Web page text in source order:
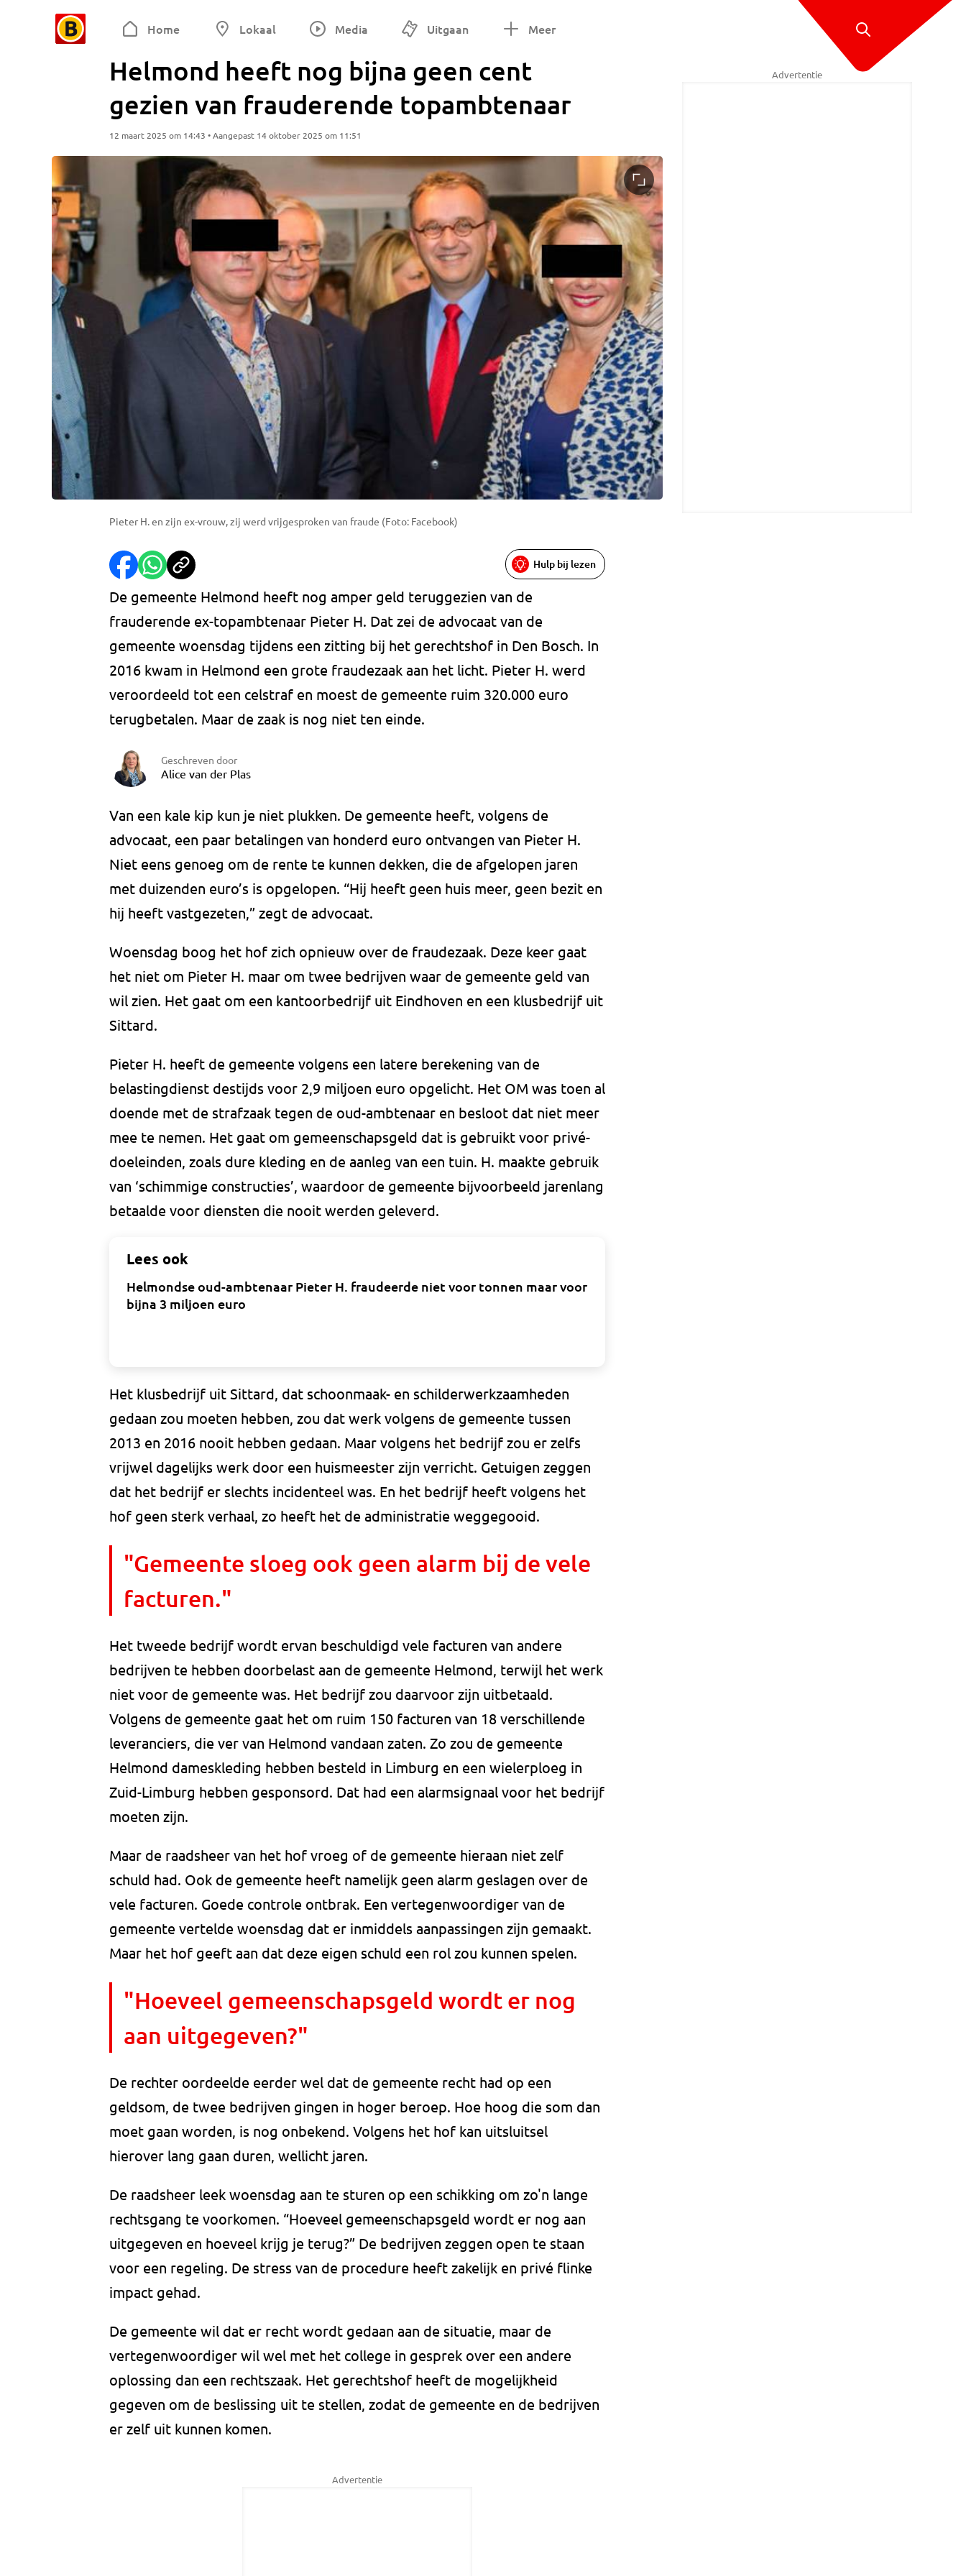
Home Lokaal Media Uitgaan Meer
Helmond heeft nog bijna geen cent
gezien van frauderende topambtenaar
12 maart 2025 om 14:43 • Aangepast 14 oktober 2025 om 11:51
Pieter H. en zijn ex-vrouw, zij werd vrijgesproken van fraude (Foto: Facebook)
Hulp bij lezen
De gemeente Helmond heeft nog amper geld teruggezien van de
frauderende ex-topambtenaar Pieter H. Dat zei de advocaat van de
gemeente woensdag tijdens een zitting bij het gerechtshof in Den Bosch. In
2016 kwam in Helmond een grote fraudezaak aan het licht. Pieter H. werd
veroordeeld tot een celstraf en moest de gemeente ruim 320.000 euro
terugbetalen. Maar de zaak is nog niet ten einde.
Geschreven door
Alice van der Plas
Van een kale kip kun je niet plukken. De gemeente heeft, volgens de
advocaat, een paar betalingen van honderd euro ontvangen van Pieter H.
Niet eens genoeg om de rente te kunnen dekken, die de afgelopen jaren
met duizenden euro’s is opgelopen. “Hij heeft geen huis meer, geen bezit en
hij heeft vastgezeten,” zegt de advocaat.
Woensdag boog het hof zich opnieuw over de fraudezaak. Deze keer gaat
het niet om Pieter H. maar om twee bedrijven waar de gemeente geld van
wil zien. Het gaat om een kantoorbedrijf uit Eindhoven en een klusbedrijf uit
Sittard.
Pieter H. heeft de gemeente volgens een latere berekening van de
belastingdienst destijds voor 2,9 miljoen euro opgelicht. Het OM was toen al
doende met de strafzaak tegen de oud-ambtenaar en besloot dat niet meer
mee te nemen. Het gaat om gemeenschapsgeld dat is gebruikt voor privé-
doeleinden, zoals dure kleding en de aanleg van een tuin. H. maakte gebruik
van ‘schimmige constructies’, waardoor de gemeente bijvoorbeeld jarenlang
betaalde voor diensten die nooit werden geleverd.
Lees ook
Helmondse oud-ambtenaar Pieter H. fraudeerde niet voor tonnen maar voor
bijna 3 miljoen euro
Het klusbedrijf uit Sittard, dat schoonmaak- en schilderwerkzaamheden
gedaan zou moeten hebben, zou dat werk volgens de gemeente tussen
2013 en 2016 nooit hebben gedaan. Maar volgens het bedrijf zou er zelfs
vrijwel dagelijks werk door een huismeester zijn verricht. Getuigen zeggen
dat het bedrijf er slechts incidenteel was. En het bedrijf heeft volgens het
hof geen sterk verhaal, zo heeft het de administratie weggegooid.
"Gemeente sloeg ook geen alarm bij de vele
facturen."
Het tweede bedrijf wordt ervan beschuldigd vele facturen van andere
bedrijven te hebben doorbelast aan de gemeente Helmond, terwijl het werk
niet voor de gemeente was. Het bedrijf zou daarvoor zijn uitbetaald.
Volgens de gemeente gaat het om ruim 150 facturen van 18 verschillende
leveranciers, die ver van Helmond vandaan zaten. Zo zou de gemeente
Helmond dameskleding hebben besteld in Limburg en een wielerploeg in
Zuid-Limburg hebben gesponsord. Dat had een alarmsignaal voor het bedrijf
moeten zijn.
Maar de raadsheer van het hof vroeg of de gemeente hieraan niet zelf
schuld had. Ook de gemeente heeft namelijk geen alarm geslagen over de
vele facturen. Goede controle ontbrak. Een vertegenwoordiger van de
gemeente vertelde woensdag dat er inmiddels aanpassingen zijn gemaakt.
Maar het hof geeft aan dat deze eigen schuld een rol zou kunnen spelen.
"Hoeveel gemeenschapsgeld wordt er nog
aan uitgegeven?"
De rechter oordeelde eerder wel dat de gemeente recht had op een
geldsom, de twee bedrijven gingen in hoger beroep. Hoe hoog die som dan
moet gaan worden, is nog onbekend. Volgens het hof kan uitsluitsel
hierover lang gaan duren, wellicht jaren.
De raadsheer leek woensdag aan te sturen op een schikking om zo'n lange
rechtsgang te voorkomen. “Hoeveel gemeenschapsgeld wordt er nog aan
uitgegeven en hoeveel krijg je terug?” De bedrijven zeggen open te staan
voor een regeling. De stress van de procedure heeft zakelijk en privé flinke
impact gehad.
De gemeente wil dat er recht wordt gedaan aan de situatie, maar de
vertegenwoordiger wil wel met het college in gesprek over een andere
oplossing dan een rechtszaak. Het gerechtshof heeft de mogelijkheid
gegeven om de beslissing uit te stellen, zodat de gemeente en de bedrijven
er zelf uit kunnen komen.
Advertentie
Advertentie